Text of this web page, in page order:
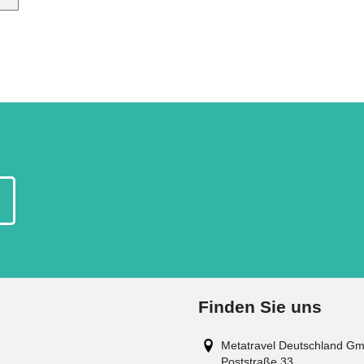
Finden Sie uns
Metatravel Deutschland
Poststraße 33